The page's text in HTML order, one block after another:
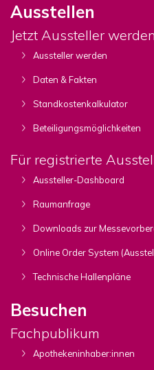
Ausstellen
Jetzt Aussteller werden
Aussteller werden
Daten & Fakten
Standkostenkalkulator
Beteiligungsmöglichkeiten
Für registrierte
Aussteller-Dashboard
Raumanfrage
Downloads zur
Online Order System
Technische Hallenpläne
Besuchen
Fachpublikum
Apothekeninhaber:innen